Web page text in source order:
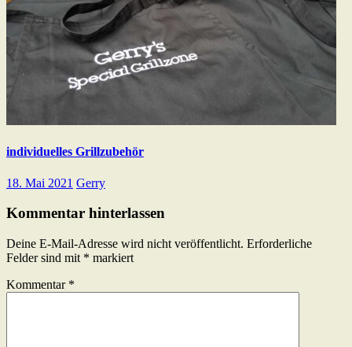
individuelles Grillzubehör
18. Mai 2021 Gerry
Kommentar hinterlassen
Deine E-Mail-Adresse wird nicht veröffentlicht. Erforderliche
Felder sind mit * markiert
Kommentar *